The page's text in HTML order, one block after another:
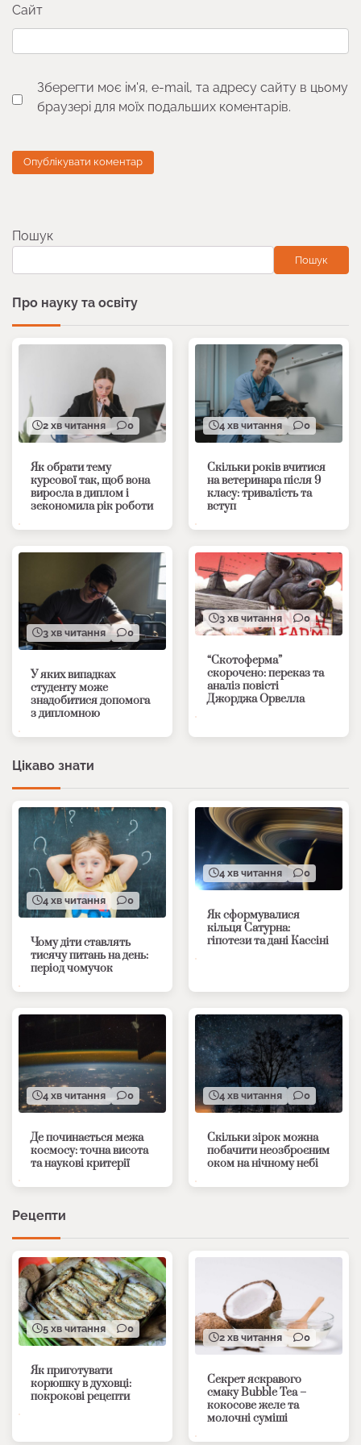
Сайт
Зберегти моє ім'я, e-mail, та адресу сайту в цьому
браузері для моїх подальших коментарів.
Пошук
Пошук
Про науку та освіту
2 хв читання 0
Як обрати тему
курсової так, щоб вона
виросла в диплом і
зекономила рік роботи
4 хв читання 0
Скільки років вчитися
на ветеринара після 9
класу: тривалість та
вступ
3 хв читання 0
У яких випадках
студенту може
знадобитися допомога
з дипломною
3 хв читання 0
“Скотоферма”
скорочено: переказ та
аналіз повісті
Джорджа Орвелла
Цікаво знати
4 хв читання 0
Чому діти ставлять
тисячу питань на день:
період чомучок
4 хв читання 0
Як сформувалися
кільця Сатурна:
гіпотези та дані Кассіні
4 хв читання 0
Де починається межа
космосу: точна висота
та наукові критерії
4 хв читання 0
Скільки зірок можна
побачити неозброєним
оком на нічному небі
Рецепти
5 хв читання 0
Як приготувати
корюшку в духовці:
покрокові рецепти
2 хв читання 0
Секрет яскравого
смаку Bubble Tea –
кокосове желе та
молочні суміші